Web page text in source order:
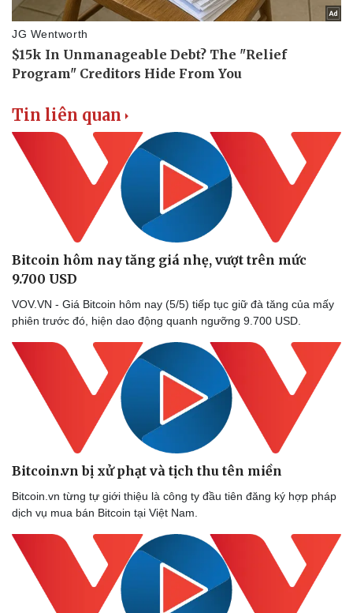
Lịch thi đấu bóng đá
Thế giới thể thao
Ô tô - Xe máy
Xe máy
Tin liên quan
Bitcoin hôm nay tăng giá nhẹ, vượt trên mức
9.700 USD
VOV.VN - Giá Bitcoin hôm nay (5/5) tiếp tục giữ đà tăng của mấy
phiên trước đó, hiện dao động quanh ngưỡng 9.700 USD.
Bitcoin.vn bị xử phạt và tịch thu tên miền
Bitcoin.vn từng tự giới thiệu là công ty đầu tiên đăng ký hợp pháp
dịch vụ mua bán Bitcoin tại Việt Nam.